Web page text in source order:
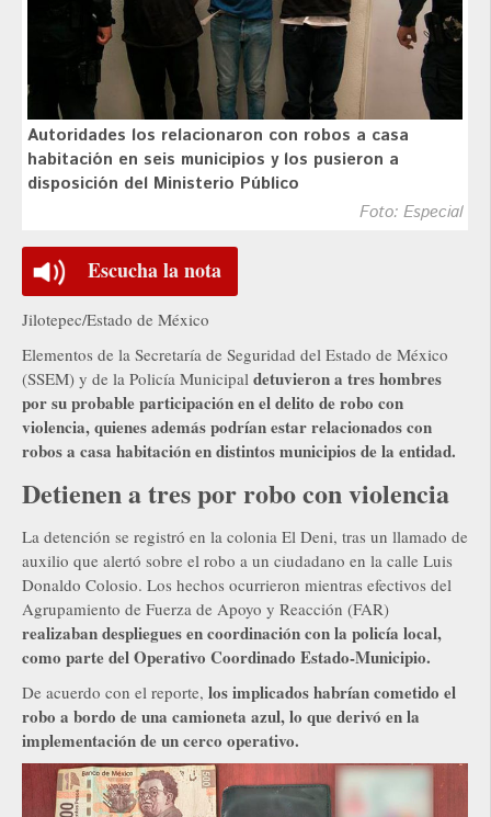
Autoridades los relacionaron con robos a casa
habitación en seis municipios y los pusieron a
disposición del Ministerio Público
Foto: Especial
Escucha la nota
Jilotepec/Estado de México
Elementos de la Secretaría de Seguridad del Estado de México
(SSEM) y de la Policía Municipal detuvieron a tres hombres
por su probable participación en el delito de robo con
violencia, quienes además podrían estar relacionados con
robos a casa habitación en distintos municipios de la entidad.
Detienen a tres por robo con violencia
La detención se registró en la colonia El Deni, tras un llamado de
auxilio que alertó sobre el robo a un ciudadano en la calle Luis
Donaldo Colosio. Los hechos ocurrieron mientras efectivos del
Agrupamiento de Fuerza de Apoyo y Reacción (FAR)
realizaban despliegues en coordinación con la policía local,
como parte del Operativo Coordinado Estado-Municipio.
De acuerdo con el reporte, los implicados habrían cometido el
robo a bordo de una camioneta azul, lo que derivó en la
implementación de un cerco operativo.